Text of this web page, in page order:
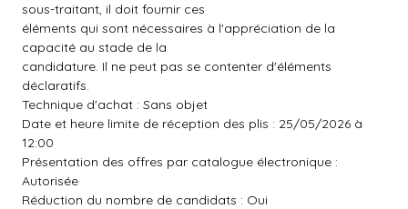
sous-traitant, il doit fournir ces
éléments qui sont nécessaires à l'appréciation de la
capacité au stade de la
candidature. Il ne peut pas se contenter d'éléments
déclaratifs.
Technique d'achat : Sans objet
Date et heure limite de réception des plis : 25/05/2026 à
12:00
Présentation des offres par catalogue électronique :
Autorisée
Réduction du nombre de candidats : Oui